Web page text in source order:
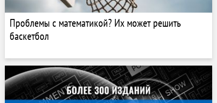
Проблемы с математикой? Их может решить
баскетбол